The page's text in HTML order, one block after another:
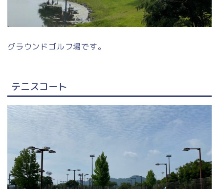
グラウンドゴルフ場です。
テニスコート